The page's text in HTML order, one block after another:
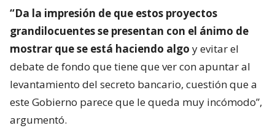
“Da la impresión de que estos proyectos
grandilocuentes se presentan con el ánimo de
mostrar que se está haciendo algo y evitar el
debate de fondo que tiene que ver con apuntar al
levantamiento del secreto bancario, cuestión que a
este Gobierno parece que le queda muy incómodo”,
argumentó.